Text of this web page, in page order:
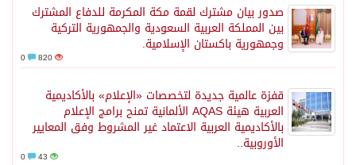
صدور بيان مشترك لقمة مكة المكرمة للدفاع المشترك
بين المملكة العربية السعودية والجمهورية التركية
وجمهورية باكستان الإسلامية.
820
قفزة عالمية جديدة لتخصصات «الإعلام» بالأكاديمية
العربية هيئة AQAS الألمانية تمنح برامج الإعلام
بالأكاديمية العربية الاعتماد غير المشروط وفق المعايير
الأوروبية..
43